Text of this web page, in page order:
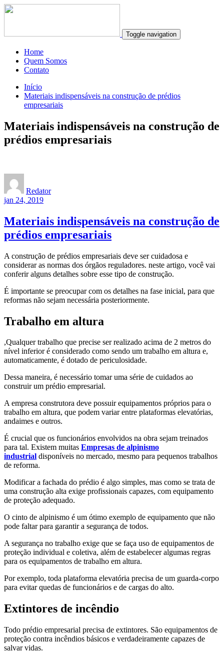
Toggle navigation
Home
Quem Somos
Contato
Início
Materiais indispensáveis na construção de prédios
empresariais
Materiais indispensáveis na construção de
prédios empresariais
Redator
jan 24, 2019
Materiais indispensáveis na construção de
prédios empresariais
A construção de prédios empresariais deve ser cuidadosa e
considerar as normas dos órgãos reguladores. neste artigo, você vai
conferir alguns detalhes sobre esse tipo de construção.
É importante se preocupar com os detalhes na fase inicial, para que
reformas não sejam necessária posteriormente.
Trabalho em altura
,Qualquer trabalho que precise ser realizado acima de 2 metros do
nível inferior é considerado como sendo um trabalho em altura e,
automaticamente, é dotado de periculosidade.
Dessa maneira, é necessário tomar uma série de cuidados ao
construir um prédio empresarial.
A empresa construtora deve possuir equipamentos próprios para o
trabalho em altura, que podem variar entre plataformas elevatórias,
andaimes e outros.
É crucial que os funcionários envolvidos na obra sejam treinados
para tal. Existem muitas Empresas de alpinismo
industrial disponíveis no mercado, mesmo para pequenos trabalhos
de reforma.
Modificar a fachada do prédio é algo simples, mas como se trata de
uma construção alta exige profissionais capazes, com equipamento
de proteção adequado.
O cinto de alpinismo é um ótimo exemplo de equipamento que não
pode faltar para garantir a segurança de todos.
A segurança no trabalho exige que se faça uso de equipamentos de
proteção individual e coletiva, além de estabelecer algumas regras
para os equipamentos de trabalho em altura.
Por exemplo, toda plataforma elevatória precisa de um guarda-corpo
para evitar quedas de funcionários e de cargas do alto.
Extintores de incêndio
Todo prédio empresarial precisa de extintores. São equipamentos de
proteção contra incêndios básicos e verdadeiramente capazes de
salvar vidas.